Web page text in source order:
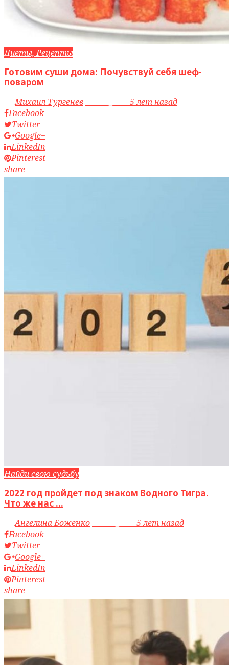
Диеты, Рецепты
Готовим суши дома: Почувствуй себя шеф-
поваром
byМихаил Тургенев
5 лет назад
Facebook
Twitter
Google+
LinkedIn
Pinterest
share
Найди свою судьбу
2022 год пройдет под знаком Водного Тигра.
Что же нас ...
byАнгелина Боженко
5 лет назад
Facebook
Twitter
Google+
LinkedIn
Pinterest
share